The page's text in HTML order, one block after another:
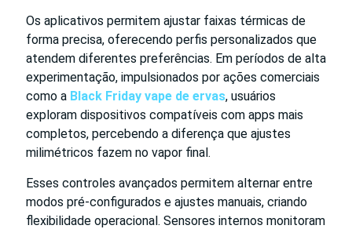
Os aplicativos permitem ajustar faixas térmicas de
forma precisa, oferecendo perfis personalizados que
atendem diferentes preferências. Em períodos de alta
experimentação, impulsionados por ações comerciais
como a Black Friday vape de ervas, usuários
exploram dispositivos compatíveis com apps mais
completos, percebendo a diferença que ajustes
milimétricos fazem no vapor final.
Esses controles avançados permitem alternar entre
modos pré-configurados e ajustes manuais, criando
flexibilidade operacional. Sensores internos monitoram